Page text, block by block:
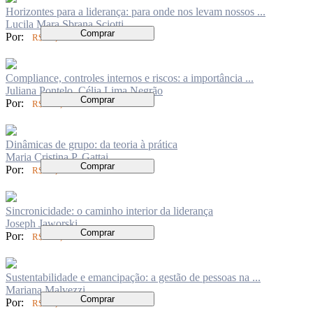
Horizontes para a liderança: para onde nos levam nossos ...
Lucila Mara Sbrana Sciotti
Por:
R$ 84,00 Comprar
Compliance, controles internos e riscos: a importância ...
Juliana Pontelo, Célia Lima Negrão
Por:
R$ 198,00 Comprar
Dinâmicas de grupo: da teoria à prática
Maria Cristina P. Gattai
Por:
R$ 94,00 Comprar
Sincronicidade: o caminho interior da liderança
Joseph Jaworski
Por:
R$ 136,00 Comprar
Sustentabilidade e emancipação: a gestão de pessoas na ...
Mariana Malvezzi
Por:
R$ 62,00 Comprar